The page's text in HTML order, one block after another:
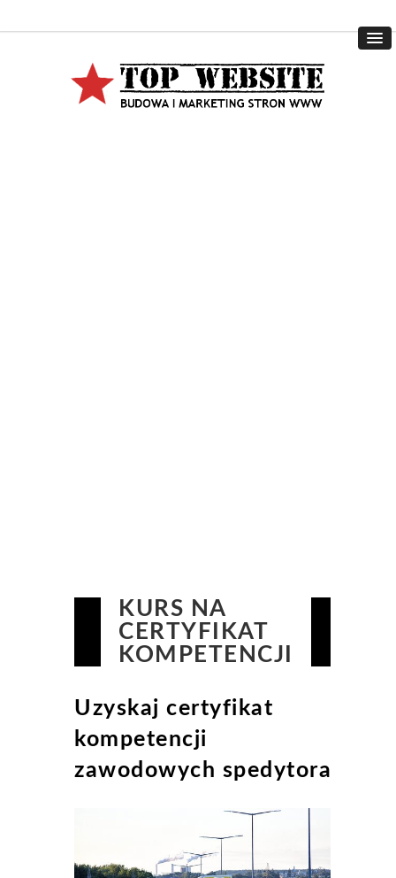
KURS NA
CERTYFIKAT
KOMPETENCJI
Uzyskaj certyfikat
kompetencji
zawodowych spedytora